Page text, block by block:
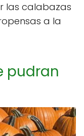
las calabazas
a la
pudran